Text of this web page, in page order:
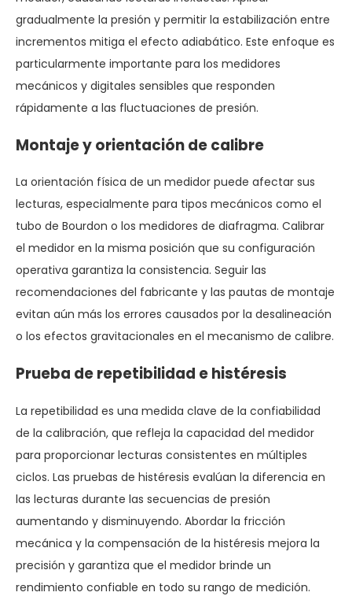
gradualmente la presión y permitir la estabilización entre
incrementos mitiga el efecto adiabático. Este enfoque es
particularmente importante para los medidores
mecánicos y digitales sensibles que responden
rápidamente a las fluctuaciones de presión.
Montaje y orientación de calibre
La orientación física de un medidor puede afectar sus
lecturas, especialmente para tipos mecánicos como el
tubo de Bourdon o los medidores de diafragma. Calibrar
el medidor en la misma posición que su configuración
operativa garantiza la consistencia. Seguir las
recomendaciones del fabricante y las pautas de montaje
evitan aún más los errores causados ​​por la desalineación
o los efectos gravitacionales en el mecanismo de calibre.
Prueba de repetibilidad e histéresis
La repetibilidad es una medida clave de la confiabilidad
de la calibración, que refleja la capacidad del medidor
para proporcionar lecturas consistentes en múltiples
ciclos. Las pruebas de histéresis evalúan la diferencia en
las lecturas durante las secuencias de presión
aumentando y disminuyendo. Abordar la fricción
mecánica y la compensación de la histéresis mejora la
precisión y garantiza que el medidor brinde un
rendimiento confiable en todo su rango de medición.